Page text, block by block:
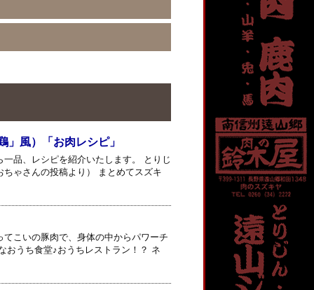
風）「お肉レシピ」
品、レシピを紹介いたします。 とりじ
ゃさんの投稿より） まとめてスズキ
こいの豚肉で、身体の中からパワーチ
おうち食堂♪おうちレストラン！？ ネ